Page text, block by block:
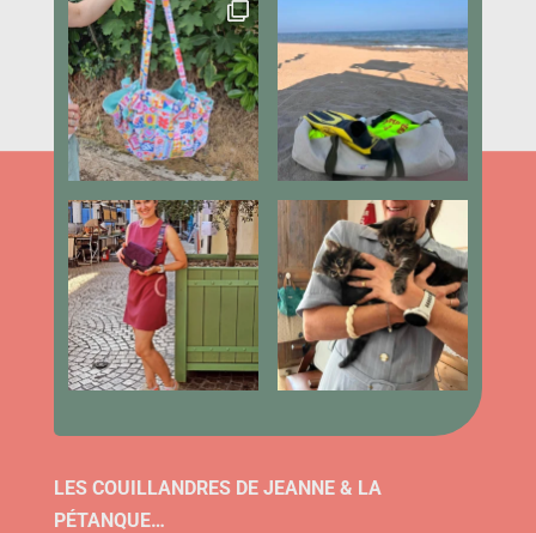
LES COUILLANDRES DE JEANNE & LA
PÉTANQUE…